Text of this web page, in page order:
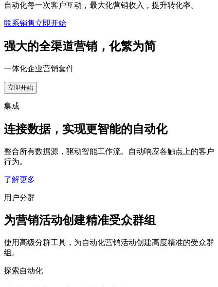
自动化每一次客户互动，最大化营销收入，提升转化率。
联系销售立即开始
强大的全渠道营销，化繁为简
一体化企业营销套件
立即开始
集成
连接数据，实现更智能的自动化
整合所有数据源，驱动智能工作流。自动响应各触点上的客户
行为。
了解更多
用户分群
为营销活动创建精准受众群组
使用高级分群工具，为自动化营销活动创建高度精准的受众群
组。
探索自动化